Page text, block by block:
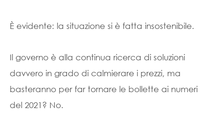
È evidente: la situazione si è fatta insostenibile.
Il governo è alla continua ricerca di soluzioni
davvero in grado di calmierare i prezzi, ma
basteranno per far tornare le bollette ai numeri
del 2021? No.